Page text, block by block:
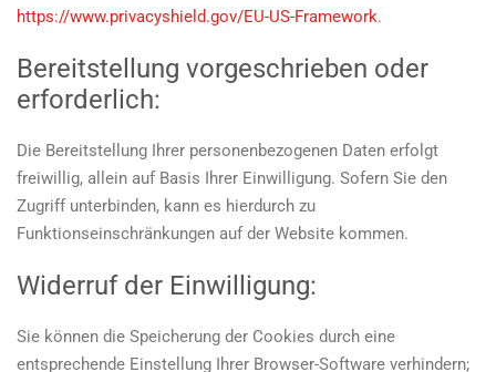
https://www.privacyshield.gov/EU-US-Framework.
Bereitstellung vorgeschrieben oder
erforderlich:
Die Bereitstellung Ihrer personenbezogenen Daten erfolgt
freiwillig, allein auf Basis Ihrer Einwilligung. Sofern Sie den
Zugriff unterbinden, kann es hierdurch zu
Funktionseinschränkungen auf der Website kommen.
Widerruf der Einwilligung:
Sie können die Speicherung der Cookies durch eine
entsprechende Einstellung Ihrer Browser-Software verhindern;